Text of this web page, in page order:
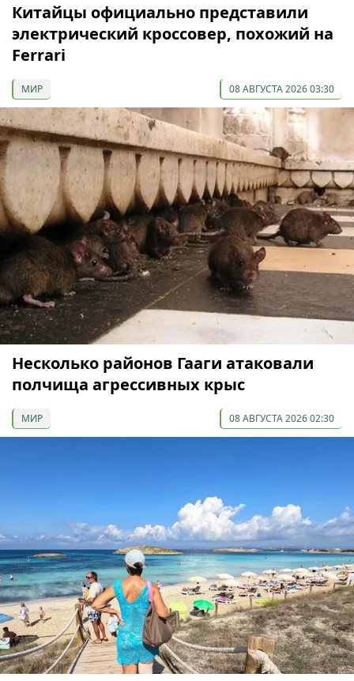
Китайцы официально представили
электрический кроссовер, похожий на
Ferrari
МИР 08 АВГУСТА 2026 03:30
Несколько районов Гааги атаковали
полчища агрессивных крыс
МИР 08 АВГУСТА 2026 02:30